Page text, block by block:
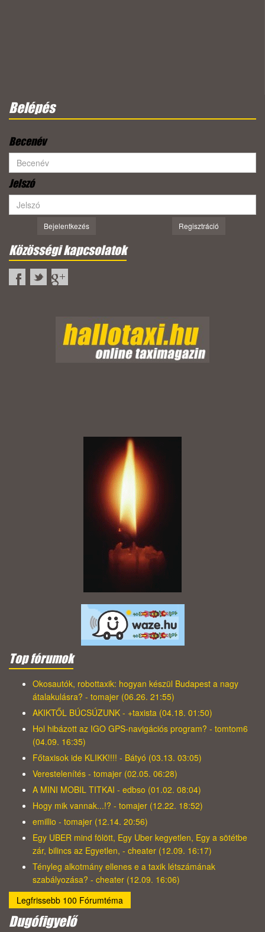
Belépés
Becenév
Jelszó
Bejelentkezés Regisztráció
Közösségi kapcsolatok
Top fórumok
Okosautók, robottaxik: hogyan készül Budapest a nagy
átalakulásra? - tomajer (06.26. 21:55)
AKIKTŐL BÚCSÚZUNK - +taxista (04.18. 01:50)
Hol hibázott az IGO GPS-navigációs program? - tomtom6
(04.09. 16:35)
Főtaxisok ide KLIKK!!!! - Bátyó (03.13. 03:05)
Verestelenítés - tomajer (02.05. 06:28)
A MINI MOBIL TITKAI - edbso (01.02. 08:04)
Hogy mik vannak...!? - tomajer (12.22. 18:52)
emillio - tomajer (12.14. 20:56)
Egy UBER mind fölött, Egy Uber kegyetlen, Egy a sötétbe
zár, bilincs az Egyetlen, - cheater (12.09. 16:17)
Tényleg alkotmány ellenes e a taxik létszámának
szabályozása? - cheater (12.09. 16:06)
Legfrissebb 100 Fórumtéma
Dugófigyelő